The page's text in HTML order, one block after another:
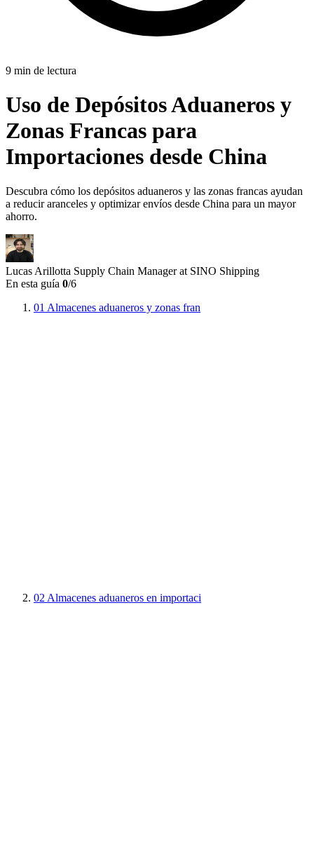
9 min de lectura
Uso de Depósitos Aduaneros y
Zonas Francas para
Importaciones desde China
Descubra cómo los depósitos aduaneros y las zonas francas ayudan
a reducir aranceles y optimizar envíos desde China para un mayor
ahorro.
Lucas Arillotta Supply Chain Manager at SINO Shipping
En esta guía 0/6
01 Almacenes aduaneros y zonas fran
02 Almacenes aduaneros en importaci